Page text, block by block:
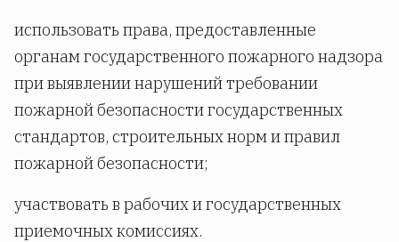
использовать права, предоставленные
органам государственного пожарного надзора
при выявлении нарушений требовании
пожарной безопасности государственных
стандартов, строительных норм и правил
пожарной безопасности;
участвовать в рабочих и государственных
приемочных комиссиях.